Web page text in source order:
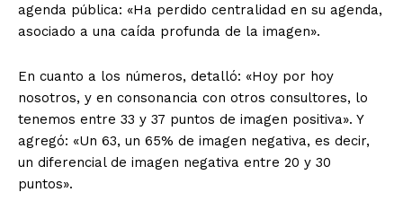
agenda pública: «Ha perdido centralidad en su agenda,
asociado a una caída profunda de la imagen».
En cuanto a los números, detalló: «Hoy por hoy
nosotros, y en consonancia con otros consultores, lo
tenemos entre 33 y 37 puntos de imagen positiva». Y
agregó: «Un 63, un 65% de imagen negativa, es decir,
un diferencial de imagen negativa entre 20 y 30
puntos».